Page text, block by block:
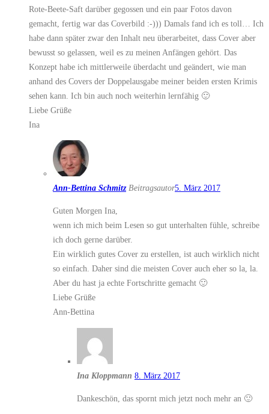
Rote-Beete-Saft darüber gegossen und ein paar Fotos davon
gemacht, fertig war das Coverbild :-))) Damals fand ich es toll… Ich
habe dann später zwar den Inhalt neu überarbeitet, dass Cover aber
bewusst so gelassen, weil es zu meinen Anfängen gehört. Das
Konzept habe ich mittlerweile überdacht und geändert, wie man
anhand des Covers der Doppelausgabe meiner beiden ersten Krimis
sehen kann. Ich bin auch noch weiterhin lernfähig 🙂
Liebe Grüße
Ina
Ann-Bettina Schmitz Beitragsautor5. März 2017
Guten Morgen Ina,
wenn ich mich beim Lesen so gut unterhalten fühle, schreibe
ich doch gerne darüber.
Ein wirklich gutes Cover zu erstellen, ist auch wirklich nicht
so einfach. Daher sind die meisten Cover auch eher so la, la.
Aber du hast ja echte Fortschritte gemacht 🙂
Liebe Grüße
Ann-Bettina
Ina Kloppmann 8. März 2017
Dankeschön, das spornt mich jetzt noch mehr an 🙂